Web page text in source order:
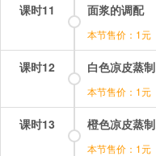
课时11 面浆的调配
本节售价：1元
课时12 白色凉皮蒸制
本节售价：1元
课时13 橙色凉皮蒸制
本节售价：1元